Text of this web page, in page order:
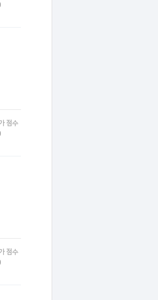
점수
점수